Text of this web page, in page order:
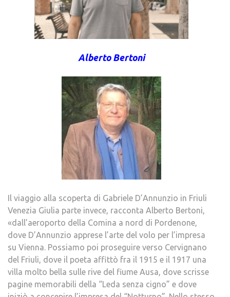
Alberto Bertoni
Il viaggio alla scoperta di Gabriele D’Annunzio in Friuli
Venezia Giulia parte invece, racconta Alberto Bertoni,
«dall’aeroporto della Comina a nord di Pordenone,
dove D’Annunzio apprese l’arte del volo per l’impresa
su Vienna. Possiamo poi proseguire verso Cervignano
del Friuli, dove il poeta affittò fra il 1915 e il 1917 una
villa molto bella sulle rive del fiume Ausa, dove scrisse
pagine memorabili della “Leda senza cigno” e dove